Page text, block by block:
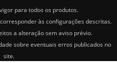
para todos os produtos.
às configurações descritas.
a alteração sem aviso prévio.
sobre eventuais erros publicados no
site.